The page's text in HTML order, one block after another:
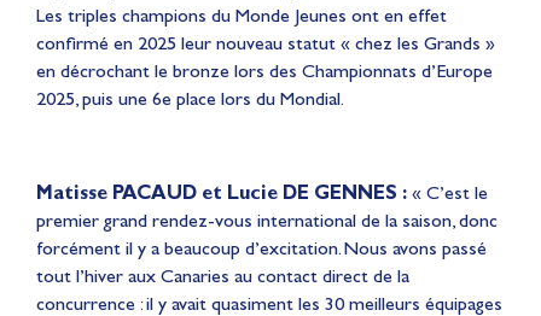
Les triples champions du Monde Jeunes ont en effet
confirmé en 2025 leur nouveau statut « chez les Grands »
en décrochant le bronze lors des Championnats d’Europe
2025, puis une 6e place lors du Mondial.
Matisse PACAUD et Lucie DE GENNES : « C’est le
premier grand rendez-vous international de la saison, donc
forcément il y a beaucoup d’excitation. Nous avons passé
tout l’hiver aux Canaries au contact direct de la
concurrence : il y avait quasiment les 30 meilleurs équipages